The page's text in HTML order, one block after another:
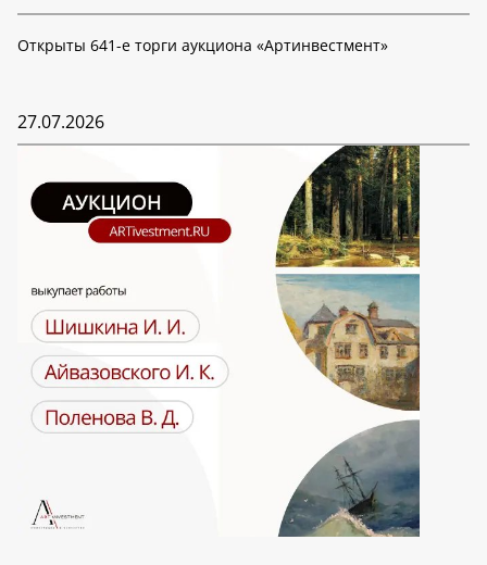
Открыты 641-е торги аукциона «Артинвестмент»
27.07.2026